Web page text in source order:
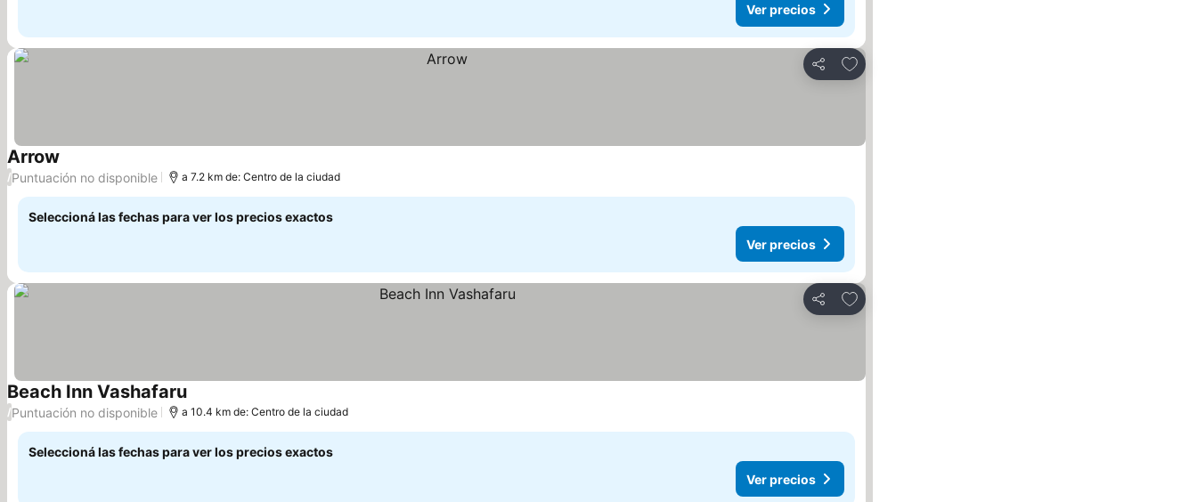
Ver precios
Compartir
Añadir a favoritos
Arrow
/Puntuación no disponible a 7.2 km de: Centro de la ciudad
Seleccioná las fechas para ver los precios exactos
Ver precios
Compartir
Añadir a favoritos
Beach Inn Vashafaru
/Puntuación no disponible a 10.4 km de: Centro de la ciudad
Seleccioná las fechas para ver los precios exactos
Ver precios